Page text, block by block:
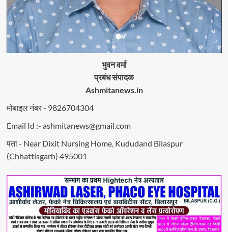
भुवन वर्मा
प्रबंध संपादक
Ashmitanews.in
मोबाइल नंबर - 9826704304
Email Id :- ashmitanews@gmail.com
पता - Near Dixit Nursing Home, Kududand Bilaspur
(Chhattisgarh) 495001